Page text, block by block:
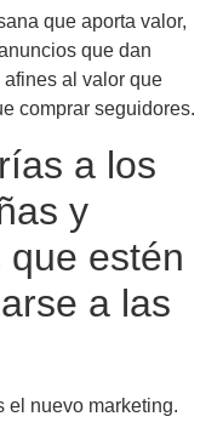
que aporta valor,
que dan
al valor que
comprar seguidores.
a los
y
estén
a las
el nuevo marketing.